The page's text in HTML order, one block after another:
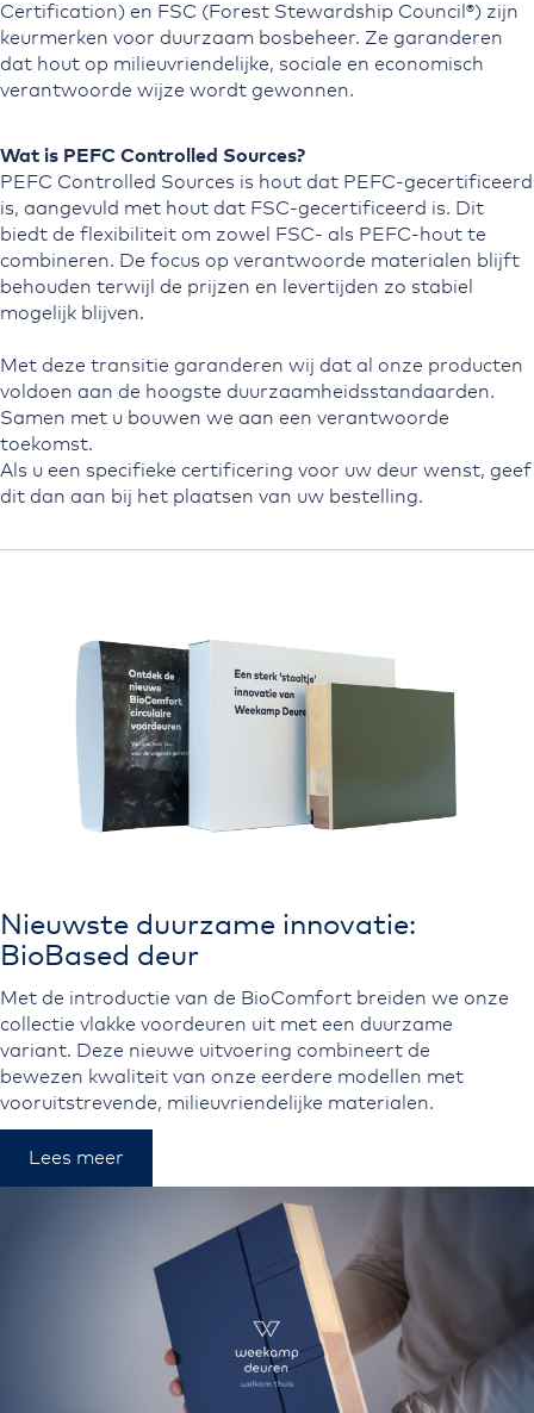
Certification) en FSC (Forest Stewardship Council®) zijn
keurmerken voor duurzaam bosbeheer. Ze garanderen
dat hout op milieuvriendelijke, sociale en economisch
verantwoorde wijze wordt gewonnen.
Wat is PEFC Controlled Sources?
PEFC Controlled Sources is hout dat PEFC-gecertificeerd
is, aangevuld met hout dat FSC-gecertificeerd is. Dit
biedt de flexibiliteit om zowel FSC- als PEFC-hout te
combineren. De focus op verantwoorde materialen blijft
behouden terwijl de prijzen en levertijden zo stabiel
mogelijk blijven.
Met deze transitie garanderen wij dat al onze producten
voldoen aan de hoogste duurzaamheidsstandaarden.
Samen met u bouwen we aan een verantwoorde
toekomst.
Als u een specifieke certificering voor uw deur wenst, geef
dit dan aan bij het plaatsen van uw bestelling.
Nieuwste duurzame innovatie:
BioBased deur
Met de introductie van de BioComfort breiden we onze
collectie vlakke voordeuren uit met een duurzame
variant. Deze nieuwe uitvoering combineert de
bewezen kwaliteit van onze eerdere modellen met
vooruitstrevende, milieuvriendelijke materialen.
Lees meer